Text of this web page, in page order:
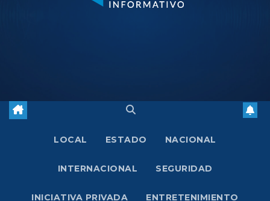
LOCAL ESTADO NACIONAL
INTERNACIONAL SEGURIDAD
INICIATIVA PRIVADA ENTRETENIMIENTO